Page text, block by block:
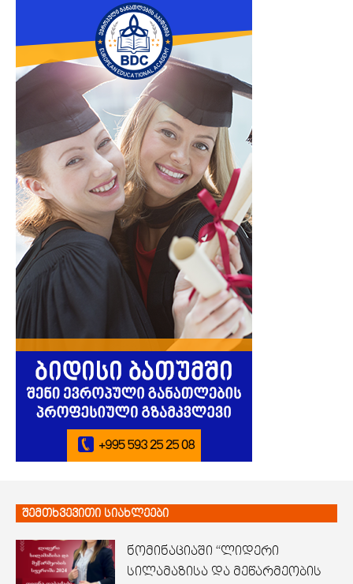
შემთხვევითი სიახლეები
ნომინაციაში “ლიდერი
სილამაზისა და მეწარმეობის